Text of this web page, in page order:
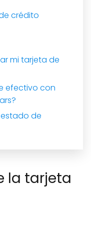
crédito
mi tarjeta de
efectivo con
de
la tarjeta